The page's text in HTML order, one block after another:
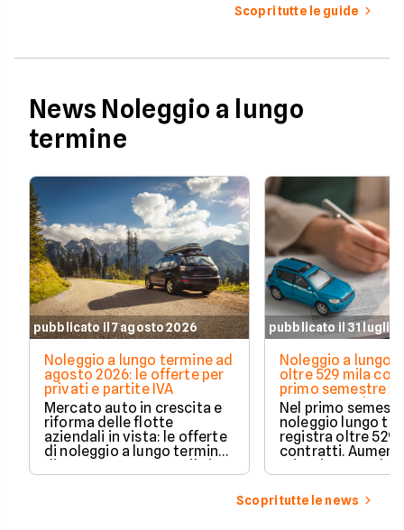
Scopri tutte le guide
News Noleggio a lungo
termine
pubblicato il 7 agosto 2026
Noleggio a lungo termine ad
agosto 2026: le offerte per
privati e partite IVA
Mercato auto in crescita e
riforma delle flotte
aziendali in vista: le offerte
di noleggio a lungo termine
di agosto 2026 su Facile.it,
per privati e partite IVA.
pubblicato il 31 luglio
Noleggio a lungo
oltre 529 mila
primo semestre
Crescono privati
elettrificate
Nel primo
noleggio lungo
registra oltre 529
contratti.
privati, cresce la
media e
plug-in ed
dati Unrae.
Scopri tutte le news